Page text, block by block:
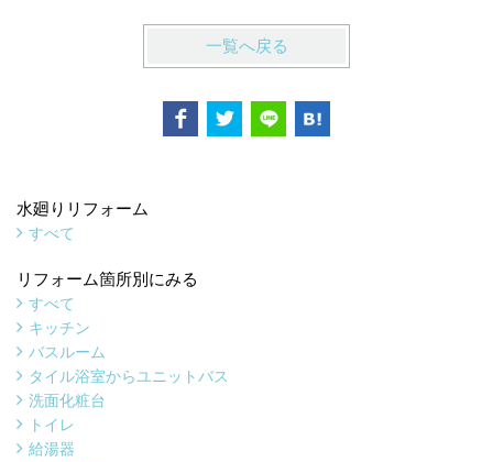
一覧へ戻る
水廻りリフォーム
すべて
リフォーム箇所別にみる
すべて
キッチン
バスルーム
タイル浴室からユニットバス
洗面化粧台
トイレ
給湯器